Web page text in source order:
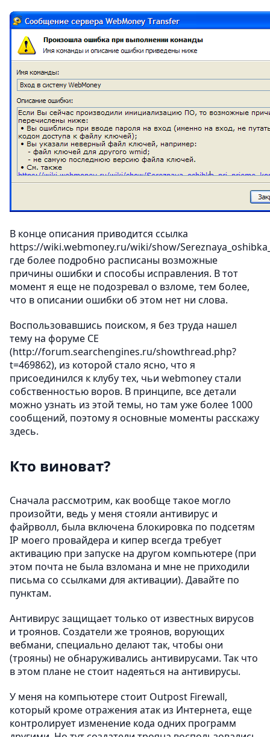
В конце описания приводится ссылка
https://wiki.webmoney.ru/wiki/show/
где более подробно расписаны возможные
причины ошибки и способы исправления. В тот
момент я еще не подозревал о взломе, тем более,
что в описании ошибки об этом нет ни слова.
Воспользовавшись поиском, я без труда нашел
тему на форуме СЕ
(http://forum.searchengines.ru/showthread.php?
t=469862), из которой стало ясно, что я
присоединился к клубу тех, чьи webmoney стали
собственностью воров. В принципе, все детали
можно узнать из этой темы, но там уже более 1000
сообщений, поэтому я основные моменты расскажу
здесь.
Кто виноват?
Сначала рассмотрим, как вообще такое могло
произойти, ведь у меня стояли антивирус и
файрволл, была включена блокировка по подсетям
IP моего провайдера и кипер всегда требует
активацию при запуске на другом компьютере (при
этом почта не была взломана и мне не приходили
письма со ссылками для активации). Давайте по
пунктам.
Антивирус защищает только от известных вирусов
и троянов. Создатели же троянов, ворующих
вебмани, специально делают так, чтобы они
(трояны) не обнаруживались антивирусами. Так что
в этом плане не стоит надеяться на антивирусы.
У меня на компьютере стоит Outpost Firewall,
который кроме отражения атак из Интернета, еще
контролирует изменение кода одних программ